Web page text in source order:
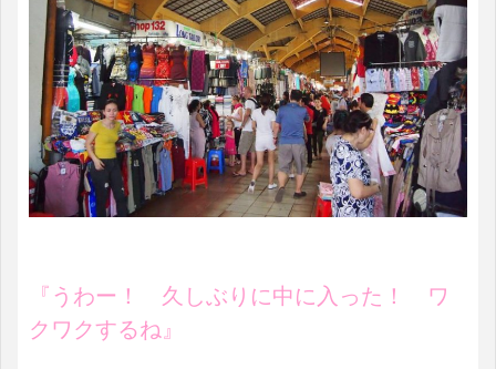
『うわー！ 久しぶりに中に入った！ ワ
クワクするね』